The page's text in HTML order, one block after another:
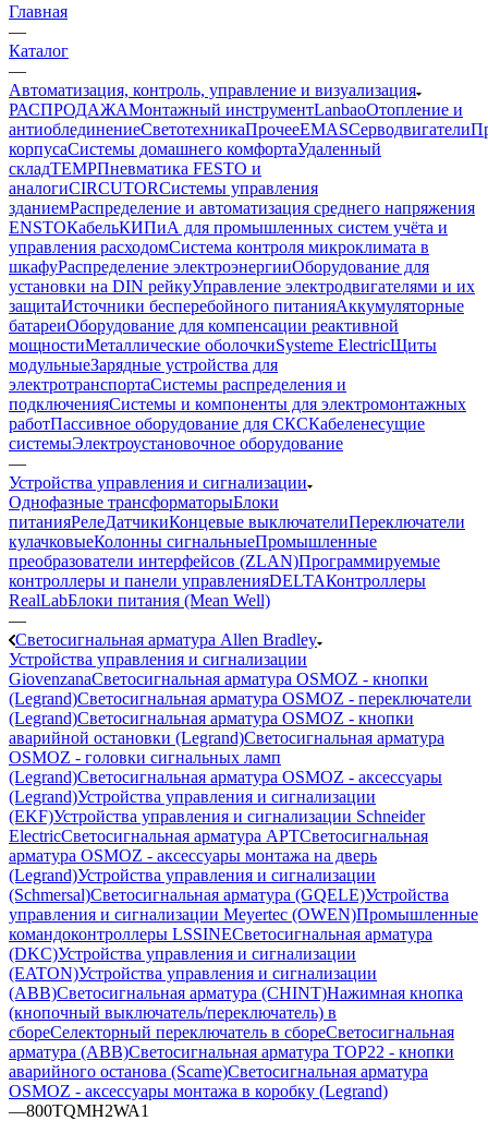
Главная
—
Каталог
—
Автоматизация, контроль, управление и визуализация
РАСПРОДАЖАМонтажный инструментLanbaoОтопление и
антиоблединениеСветотехникаПрочееEMASCерводвигатели
корпусаСистемы домашнего комфортаУдаленный
складTEMPПневматика FESTO и
аналогиCIRCUTORСистемы управления
зданиемРаспределение и автоматизация среднего напряжения
ENSTOКабельКИПиА для промышленных систем учёта и
управления расходомСистема контроля микроклимата в
шкафуРаспределение электроэнергииОборудование для
установки на DIN рейкуУправление электродвигателями и их
защитаИсточники бесперебойного питанияАккумуляторные
батареиОборудование для компенсации реактивной
мощностиМеталлические оболочкиSysteme ElectricЩиты
модульныеЗарядные устройства для
электротранспортаСистемы распределения и
подключенияСистемы и компоненты для электромонтажных
работПассивное оборудование для СКСКабеленесущие
системыЭлектроустановочное оборудование
—
Устройства управления и сигнализации
Однофазные трансформаторыБлоки
питанияРелеДатчикиКонцевые выключателиПереключатели
кулачковыеКолонны сигнальныеПромышленные
преобразователи интерфейсов (ZLAN)Программируемые
контроллеры и панели управленияDELTAКонтроллеры
RealLabБлоки питания (Mean Well)
—
Светосигнальная арматура Allen Bradley
Устройства управления и сигнализации
GiovenzanaСветосигнальная арматура OSMOZ - кнопки
(Legrand)Светосигнальная арматура OSMOZ - переключатели
(Legrand)Светосигнальная арматура OSMOZ - кнопки
аварийной остановки (Legrand)Светосигнальная арматура
OSMOZ - головки сигнальных ламп
(Legrand)Светосигнальная арматура OSMOZ - аксессуары
(Legrand)Устройства управления и сигнализации
(EKF)Устройства управления и сигнализации Schneider
ElectricСветосигнальная арматура APTСветосигнальная
арматура OSMOZ - аксессуары монтажа на дверь
(Legrand)Устройства управления и сигнализации
(Schmersal)Светосигнальная арматура (GQELE)Устройства
управления и сигнализации Meyertec (OWEN)Промышленные
командоконтроллеры LSSINEСветосигнальная арматура
(DKC)Устройства управления и сигнализации
(EATON)Устройства управления и сигнализации
(ABB)Светосигнальная арматура (CHINT)Нажимная кнопка
(кнопочный выключатель/переключатель) в
сбореСелекторный переключатель в сбореСветосигнальная
арматура (ABB)Светосигнальная арматура TOP22 - кнопки
аварийного останова (Scame)Светосигнальная арматура
OSMOZ - аксессуары монтажа в коробку (Legrand)
—800TQMH2WA1